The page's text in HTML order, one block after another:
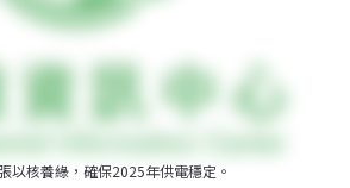
以核養綠，確保2025年供電穩定。